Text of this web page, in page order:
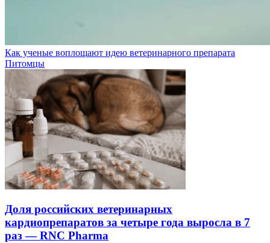
Как ученые воплощают идею ветеринарного препарата
Питомцы
Доля российских ветеринарных
кардиопрепаратов за четыре года выросла в 7
раз — RNC Pharma